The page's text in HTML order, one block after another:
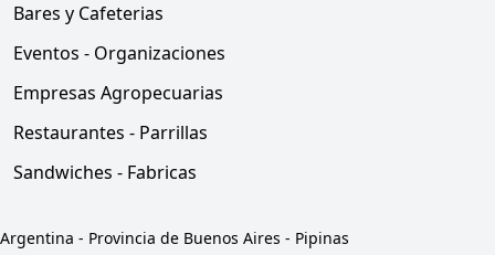
Bares y Cafeterias
Eventos - Organizaciones
Empresas Agropecuarias
Restaurantes - Parrillas
Sandwiches - Fabricas
Argentina - Provincia de Buenos Aires - Pipinas